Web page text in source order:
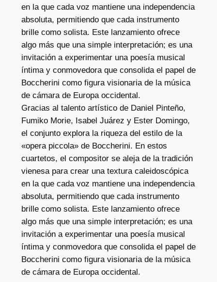
2
c
a
n
t
i
d
a
d
en la que cada voz mantiene una independencia
absoluta, permitiendo que cada instrumento
brille como solista. Este lanzamiento ofrece
algo más que una simple interpretación; es una
invitación a experimentar una poesía musical
íntima y conmovedora que consolida el papel de
Boccherini como figura visionaria de la música
de cámara de Europa occidental.
Gracias al talento artístico de Daniel Pinteño,
Fumiko Morie, Isabel Juárez y Ester Domingo,
el conjunto explora la riqueza del estilo de la
«opera piccola» de Boccherini. En estos
cuartetos, el compositor se aleja de la tradición
vienesa para crear una textura caleidoscópica
en la que cada voz mantiene una independencia
absoluta, permitiendo que cada instrumento
brille como solista. Este lanzamiento ofrece
algo más que una simple interpretación; es una
invitación a experimentar una poesía musical
íntima y conmovedora que consolida el papel de
Boccherini como figura visionaria de la música
de cámara de Europa occidental.